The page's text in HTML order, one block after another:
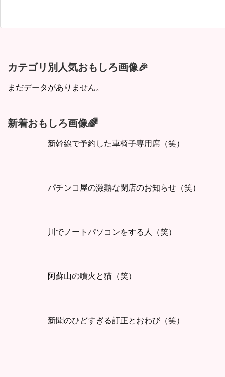
カテゴリ別人気おもしろ画像🎉
まだデータがありません。
新着おもしろ画像🌈
新幹線で予約した車椅子専用席（笑）
パチンコ屋の激熱な閉店のお知らせ（笑）
川でノートパソコンをする人（笑）
阿蘇山の噴火と猫（笑）
新聞のひどすぎる訂正とおわび（笑）